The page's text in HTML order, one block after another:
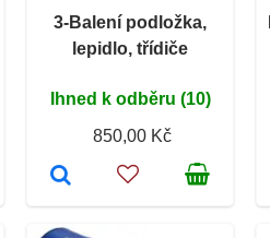
3-Balení podložka,
lepidlo, třídiče
Ihned k odběru (10)
850,00 Kč